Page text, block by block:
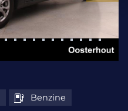
Benzine